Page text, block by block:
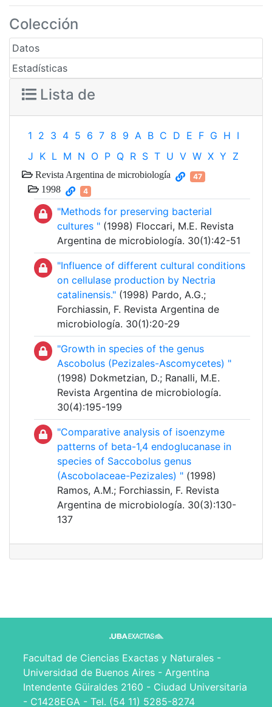
Colección
Datos
Estadísticas
Lista de
1 2 3 4 5 6 7 8 9 A B C D E F G H I
J K L M N O P Q R S T U V W X Y Z
Revista Argentina de microbiología 47
1998 4
"Methods for preserving bacterial
cultures " (1998) Floccari, M.E. Revista
Argentina de microbiología. 30(1):42-51
"Influence of different cultural conditions
on cellulase production by Nectria
catalinensis." (1998) Pardo, A.G.;
Forchiassin, F. Revista Argentina de
microbiología. 30(1):20-29
"Growth in species of the genus
Ascobolus (Pezizales-Ascomycetes) "
(1998) Dokmetzian, D.; Ranalli, M.E.
Revista Argentina de microbiología.
30(4):195-199
"Comparative analysis of isoenzyme
patterns of beta-1,4 endoglucanase in
species of Saccobolus genus
(Ascobolaceae-Pezizales) " (1998)
Ramos, A.M.; Forchiassin, F. Revista
Argentina de microbiología. 30(3):130-
137
Facultad de Ciencias Exactas y Naturales -
Universidad de Buenos Aires - Argentina
Intendente Güiraldes 2160 - Ciudad Universitaria
- C1428EGA - Tel. (54 11) 5285-8274